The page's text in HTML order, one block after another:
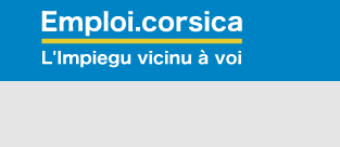
Rechercher: